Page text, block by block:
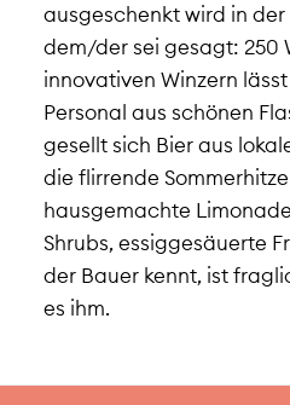
ausgeschenkt wird in der
dem/der sei gesagt: 250
innovativen Winzern
Personal aus schönen
gesellt sich Bier aus
die flirrende
hausgemachte
Shrubs, essiggesäuerte
der Bauer kennt, ist
es ihm.